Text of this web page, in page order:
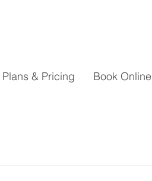
Plans & Pricing Book Online